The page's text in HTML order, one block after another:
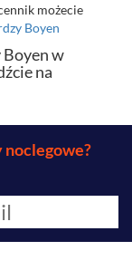
możecie
Boyen
w
na
noclegowe?